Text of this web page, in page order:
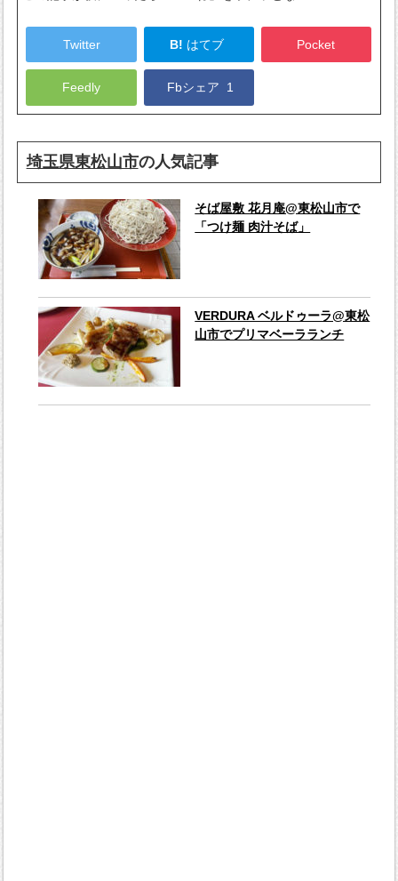
Twitter B! はてブ Pocket
Feedly Fbシェア 1
埼玉県東松山市の人気記事
そば屋敷 花月庵@東松山市で
「つけ麺 肉汁そば」
VERDURA ベルドゥーラ@東松
山市でプリマベーラランチ